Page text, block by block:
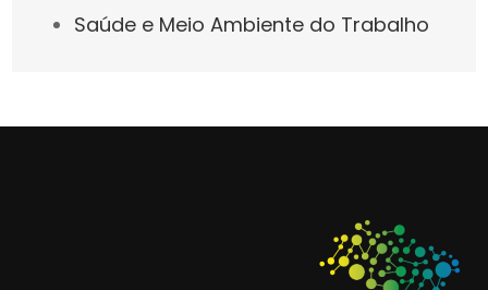
Saúde e Meio Ambiente do Trabalho